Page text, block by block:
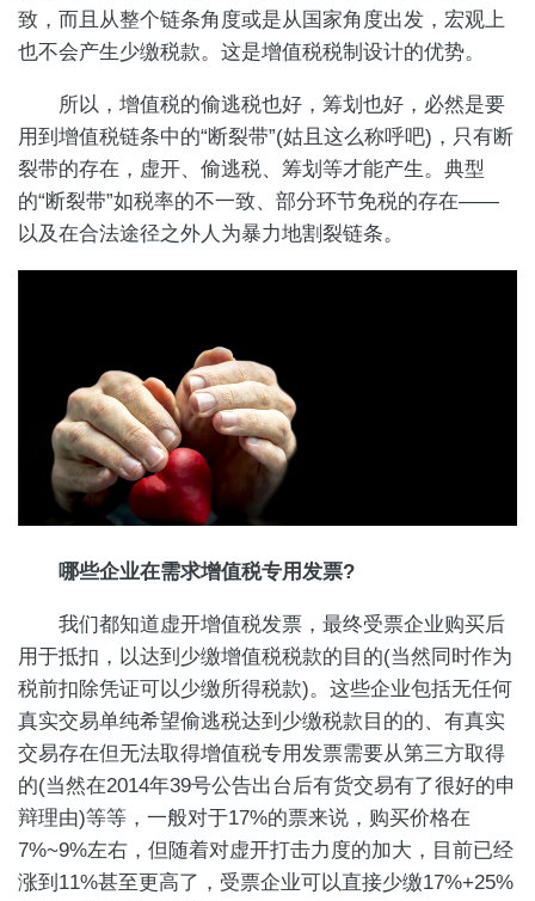
致，而且从整个链条角度或是从国家角度出发，宏观上
也不会产生少缴税款。这是增值税税制设计的优势。
所以，增值税的偷逃税也好，筹划也好，必然是要
用到增值税链条中的“断裂带”(姑且这么称呼吧)，只有断
裂带的存在，虚开、偷逃税、筹划等才能产生。典型
的“断裂带”如税率的不一致、部分环节免税的存在——
以及在合法途径之外人为暴力地割裂链条。
哪些企业在需求增值税专用发票?
我们都知道虚开增值税发票，最终受票企业购买后
用于抵扣，以达到少缴增值税税款的目的(当然同时作为
税前扣除凭证可以少缴所得税款)。这些企业包括无任何
真实交易单纯希望偷逃税达到少缴税款目的的、有真实
交易存在但无法取得增值税专用发票需要从第三方取得
的(当然在2014年39号公告出台后有货交易有了很好的申
辩理由)等等，一般对于17%的票来说，购买价格在
7%~9%左右，但随着对虚开打击力度的加大，目前已经
涨到11%甚至更高了，受票企业可以直接少缴17%+25%